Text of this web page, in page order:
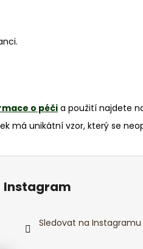
o péči a použití najdete
má unikátní vzor, který se
Instagram
Sledovat na Instagramu